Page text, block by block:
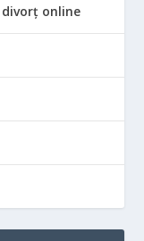
divorț online